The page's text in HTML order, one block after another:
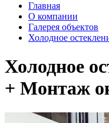
Главная
О компании
Галерея объектов
Холодное
Холодное
+ Mонтаж